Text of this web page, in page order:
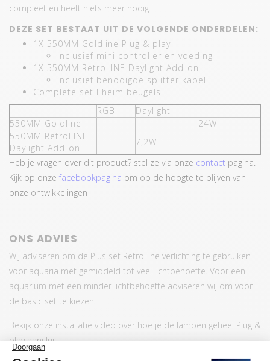
compleet en heeft niets meer nodig.
DEZE SET BESTAAT UIT DE VOLGENDE ONDERDELEN:
1X 550MM Goldline Plug & play
inclusief mini controller en voeding
1X 550MM RetroLINE Daylight Add-on
inclusief benodigde splitter kabel
Complete set Eheim beugels
RGB
Daylight
550MM Goldline
24W
550MM RetroLINE
Daylight Add-on
7,2W
Heb je vragen over dit product? stel ze via onze contact pagina.
Kijk op onze facebookpagina om op de hoogte te blijven van
onze ontwikkelingen
ONS ADVIES
Wij adviseren om de Plus set RetroLine verlichting te gebruiken
voor aquaria met gemiddeld tot veel lichtbehoefte. Voor een
aquarium met een minder lichtbehoefte adviseren wij om voor
de basic set te kiezen.
Bekijk onze installatie video over hoe je de lampen geheel Plug &
play aansluit: